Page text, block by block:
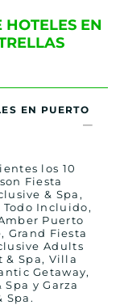
HOTELES EN
EN PUERTO
los 10
Fiesta
& Spa,
Todo Incluido,
Puerto
Grand Fiesta
Adults
& Spa, Villa
Getaway,
y Garza
Spa.